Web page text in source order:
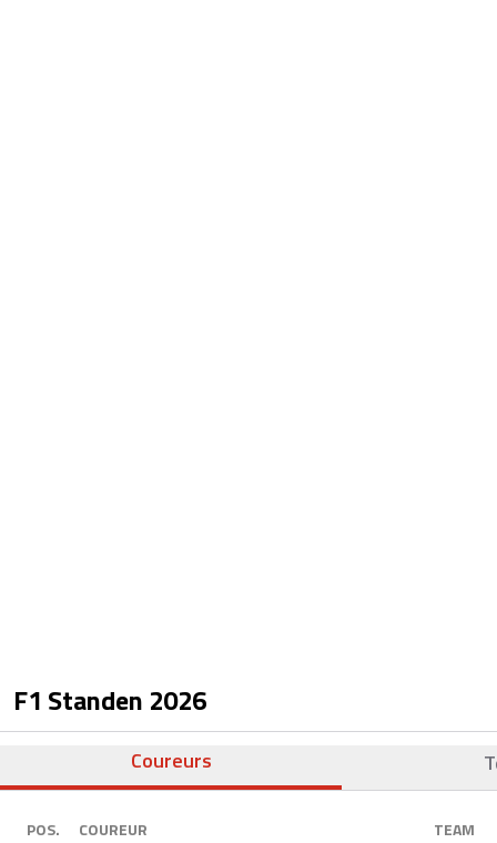
F1 Standen 2026
Coureurs
POS. COUREUR TEAM